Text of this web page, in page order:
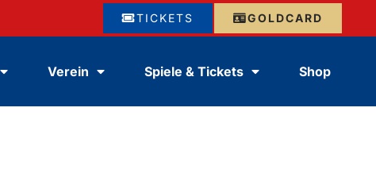
GOLDCARD
TICKETS
Verein Spiele & Tickets Shop